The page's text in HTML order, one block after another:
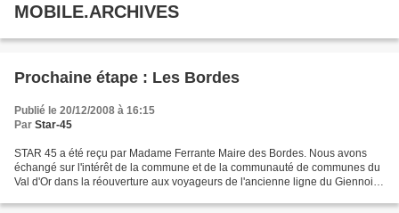
MOBILE.ARCHIVES
Prochaine étape : Les Bordes
Publié le 20/12/2008 à 16:15
Par Star-45
STAR 45 a été reçu par Madame Ferrante Maire des Bordes. Nous avons
échangé sur l'intérêt de la commune et de la communauté de communes du
Val d'Or dans la réouverture aux voyageurs de l'ancienne ligne du Giennois